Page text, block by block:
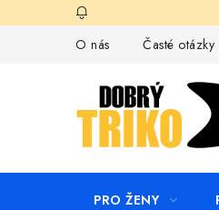
na
O nás
Časté otázky
PRO ŽENY